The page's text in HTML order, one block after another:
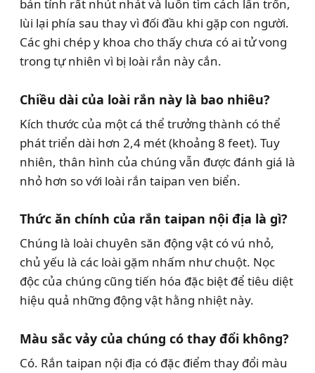
bản tính rất nhút nhát và luôn tìm cách lẩn trốn,
lùi lại phía sau thay vì đối đầu khi gặp con người.
Các ghi chép y khoa cho thấy chưa có ai tử vong
trong tự nhiên vì bị loài rắn này cắn.
Chiều dài của loài rắn này là bao nhiêu?
Kích thước của một cá thể trưởng thành có thể
phát triển dài hơn 2,4 mét (khoảng 8 feet). Tuy
nhiên, thân hình của chúng vẫn được đánh giá là
nhỏ hơn so với loài rắn taipan ven biển.
Thức ăn chính của rắn taipan nội địa là gì?
Chúng là loài chuyên săn động vật có vú nhỏ,
chủ yếu là các loài gặm nhấm như chuột. Nọc
độc của chúng cũng tiến hóa đặc biệt để tiêu diệt
hiệu quả những động vật hằng nhiệt này.
Màu sắc vảy của chúng có thay đổi không?
Có. Rắn taipan nội địa có đặc điểm thay đổi màu